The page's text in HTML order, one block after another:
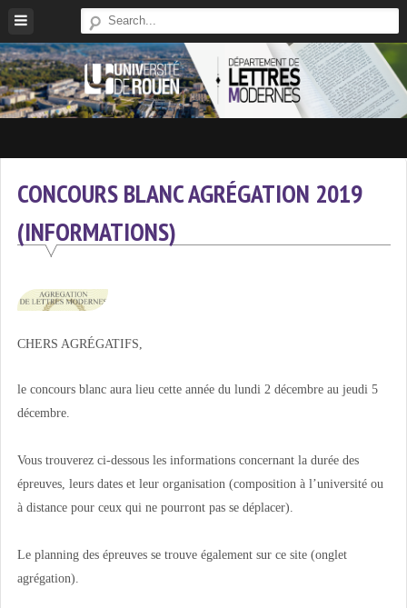
content
CONCOURS BLANC AGRÉGATION 2019
(INFORMATIONS)
CHERS AGRÉGATIFS,
le concours blanc aura lieu cette année du lundi 2 décembre au jeudi 5
décembre.
Vous trouverez ci-dessous les informations concernant la durée des
épreuves, leurs dates et leur organisation (composition à l’université ou
à distance pour ceux qui ne pourront pas se déplacer).
Le planning des épreuves se trouve également sur ce site (onglet
agrégation).